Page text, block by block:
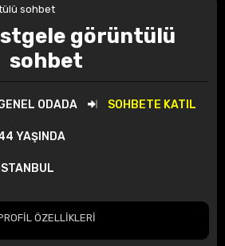
görüntülü
sohbet
ODADA SOHBETE KATIL
YAŞINDA
ÖZELLİKLERİ